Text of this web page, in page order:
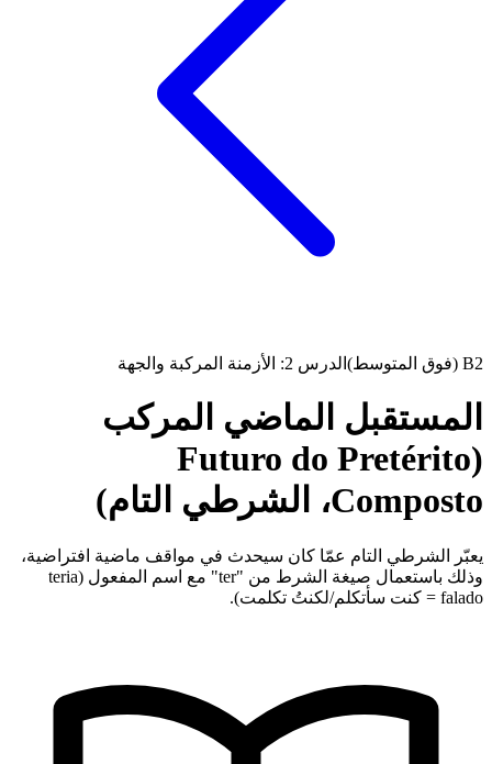
B2 (فوق المتوسط) الدرس 2: الأزمنة المركبة والجهة
المستقبل الماضي المركب
(Futuro do Pretérito
Composto، الشرطي التام)
يعبّر الشرطي التام عمّا كان سيحدث في مواقف ماضية افتراضية،
وذلك باستعمال صيغة الشرط من "ter" مع اسم المفعول (teria
falado = كنت سأتكلم/لكنتُ تكلمت).